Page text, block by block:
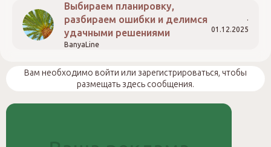
Выбираем планировку,
разбираем ошибки и делимся
удачными решениями
BanyaLine
01.12.2025
Вам необходимо войти или зарегистрироваться, чтобы
размещать здесь сообщения.